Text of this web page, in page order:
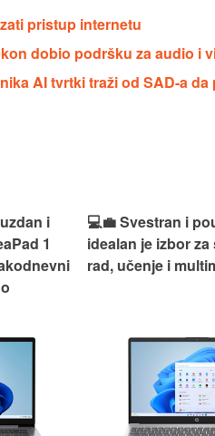
pristup internetu
dobio podršku za audio i
AI tvrtki traži od SAD-a
i
1
💻💼 Svestran i
idealan je izbor
rad, učenje i